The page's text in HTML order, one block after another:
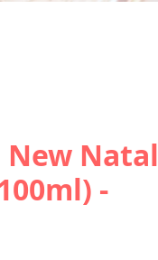
New Natal
-